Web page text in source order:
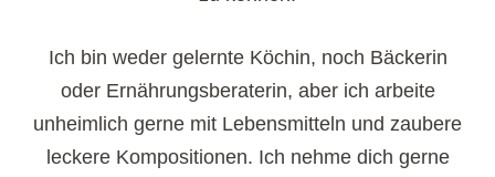
Ich bin weder gelernte Köchin, noch Bäckerin
oder Ernährungsberaterin, aber ich arbeite
unheimlich gerne mit Lebensmitteln und zaubere
leckere Kompositionen. Ich nehme dich gerne